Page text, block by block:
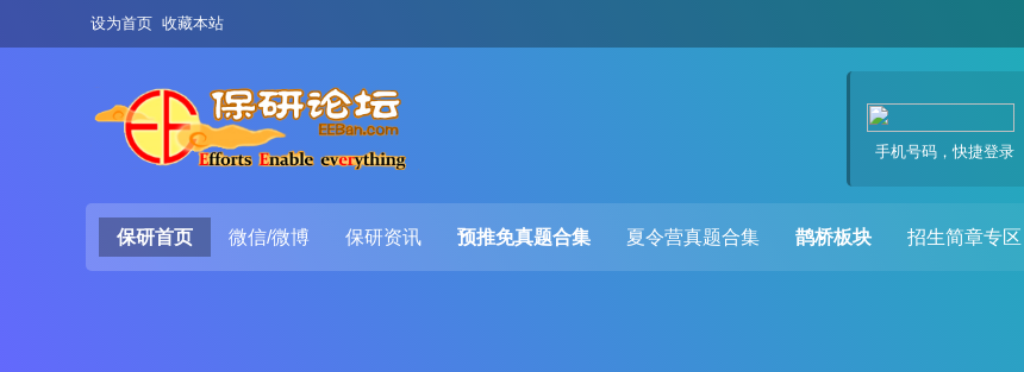
设为首页 收藏本站
手机号码，快捷登录
保研首页 微信/微博 保研资讯 预推免真题合集 夏令营真题合集 鹊桥板块 招生简章专区